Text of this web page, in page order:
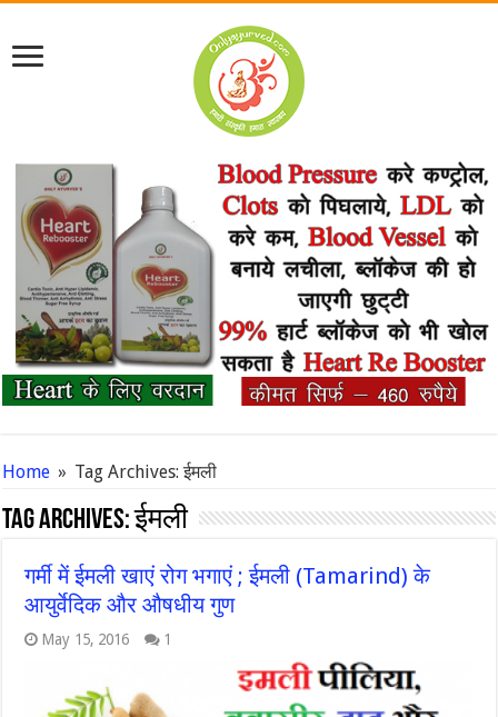
Home » Tag Archives: ईमली
Tag Archives:ईमली
गर्मी में ईमली खाएं रोग भगाएं ; ईमली (Tamarind) के
आयुर्वेदिक और औषधीय गुण
May 15, 2016 1